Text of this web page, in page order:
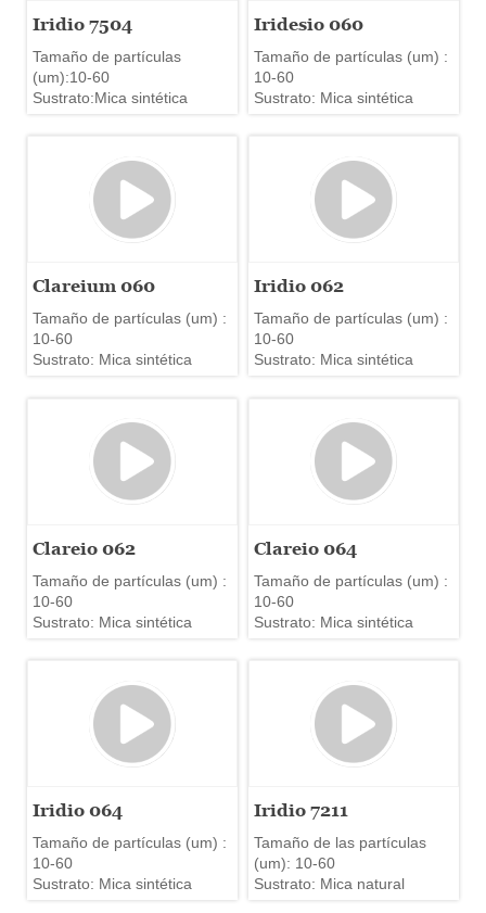
Iridio 7504
Tamaño de partículas
(um):10-60
Sustrato:Mica sintética
Iridesio 060
Tamaño de partículas (um) :
10-60
Sustrato: Mica sintética
Clareium 060
Tamaño de partículas (um) :
10-60
Sustrato: Mica sintética
Iridio 062
Tamaño de partículas (um) :
10-60
Sustrato: Mica sintética
Clareio 062
Tamaño de partículas (um) :
10-60
Sustrato: Mica sintética
Clareio 064
Tamaño de partículas (um) :
10-60
Sustrato: Mica sintética
Iridio 064
Tamaño de partículas (um) :
10-60
Sustrato: Mica sintética
Iridio 7211
Tamaño de las partículas
(um): 10-60
Sustrato: Mica natural